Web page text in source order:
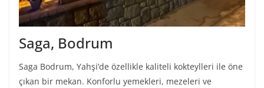
Saga, Bodrum
Saga Bodrum, Yahşi’de özellikle kaliteli kokteylleri ile öne
çıkan bir mekan. Konforlu yemekleri, mezeleri ve